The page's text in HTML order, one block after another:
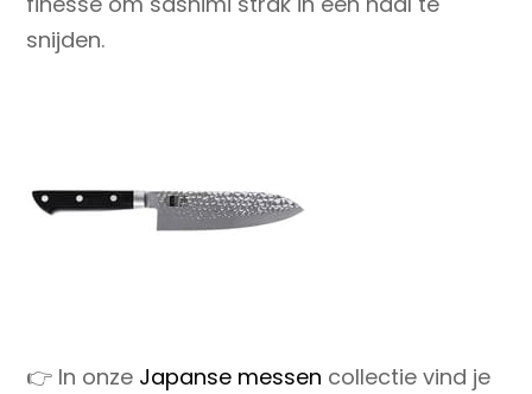
snijden.
👉 In onze Japanse messen collectie vind je